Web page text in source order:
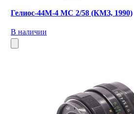
Гелиос-44М-4 МС 2/58 (КМЗ, 1990)
В наличии